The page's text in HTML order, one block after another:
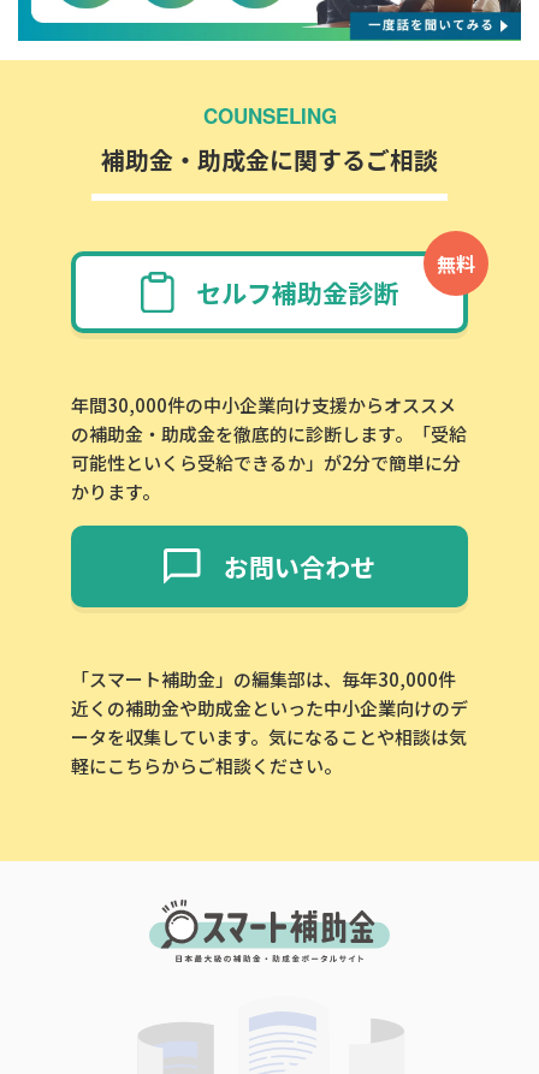
COUNSELING
補助金・助成金に関するご相談
無料
セルフ補助金診断
年間30,000件の中小企業向け支援からオススメ
の補助金・助成金を徹底的に診断します。「受給
可能性といくら受給できるか」が2分で簡単に分
かります。
お問い合わせ
「スマート補助金」の編集部は、毎年30,000件
近くの補助金や助成金といった中小企業向けのデ
ータを収集しています。気になることや相談は気
軽にこちらからご相談ください。